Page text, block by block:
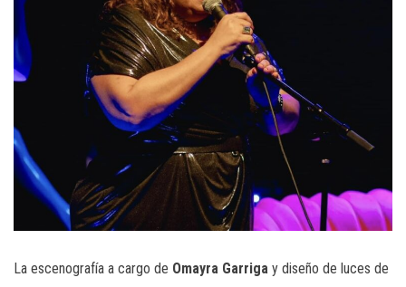
La escenografía a cargo de Omayra Garriga y diseño de luces de